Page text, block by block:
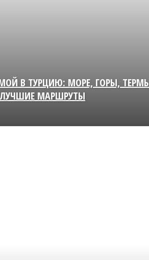
В ТУРЦИЮ: МОРЕ, ГОРЫ,
ЛУЧШИЕ МАРШРУТЫ